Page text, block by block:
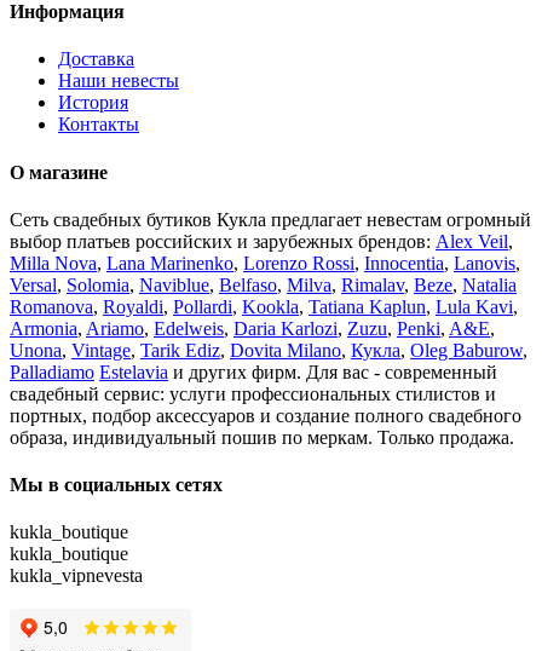
Информация
Доставка
Наши невесты
История
Контакты
О магазине
Сеть свадебных бутиков Кукла предлагает невестам огромный
выбор платьев российских и зарубежных брендов: Alex Veil,
Milla Nova, Lana Marinenko, Lorenzo Rossi, Innocentia, Lanovis,
Versal, Solomia, Naviblue, Belfaso, Milva, Rimalav, Beze, Natalia
Romanova, Royaldi, Pollardi, Kookla, Tatiana Kaplun, Lula Kavi,
Armonia, Ariamo, Edelweis, Daria Karlozi, Zuzu, Penki, A&Е,
Unona, Vintage, Tarik Ediz, Dovita Milano, Кукла, Oleg Baburow,
Palladiamo Estelavia и других фирм. Для вас - современный
свадебный сервис: услуги профессиональных стилистов и
портных, подбор аксессуаров и создание полного свадебного
образа, индивидуальный пошив по меркам. Только продажа.
Мы в социальных сетях
kukla_boutique
kukla_boutique
kukla_vipnevesta